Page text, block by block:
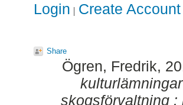
Login Create Account
Share
Ögren, Fredrik,
skogsförvaltning :